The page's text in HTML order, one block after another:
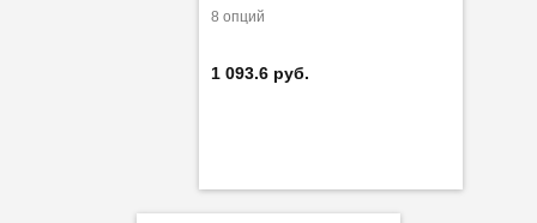
8 опций
1 093.6 руб.